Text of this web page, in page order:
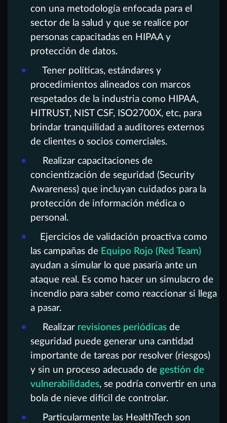
con una metodología enfocada para el
sector de la salud y que se realice por
personas capacitadas en HIPAA y
protección de datos.
Tener políticas, estándares y
procedimientos alineados con marcos
respetados de la industria como HIPAA,
HITRUST, NIST CSF, ISO2700X, etc, para
brindar tranquilidad a auditores externos
de clientes o socios comerciales.
Realizar capacitaciones de
concientización de seguridad (Security
Awareness) que incluyan cuidados para la
protección de información médica o
personal.
Ejercicios de validación proactiva como
las campañas de Equipo Rojo (Red Team)
ayudan a simular lo que pasaría ante un
ataque real. Es como hacer un simulacro de
incendio para saber como reaccionar si llega
a pasar.
Realizar revisiones periódicas de
seguridad puede generar una cantidad
importante de tareas por resolver (riesgos)
y sin un proceso adecuado de gestión de
vulnerabilidades, se podría convertir en una
bola de nieve difícil de controlar.
Particularmente las HealthTech son